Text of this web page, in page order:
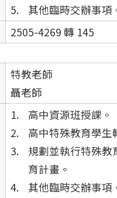
其他臨時交辦事項
2505-4269 轉 145
特教老師
聶老師
高中資源班授課。
高中特殊教育學生
規劃並執行特殊教
育計畫。
其他臨時交辦事項